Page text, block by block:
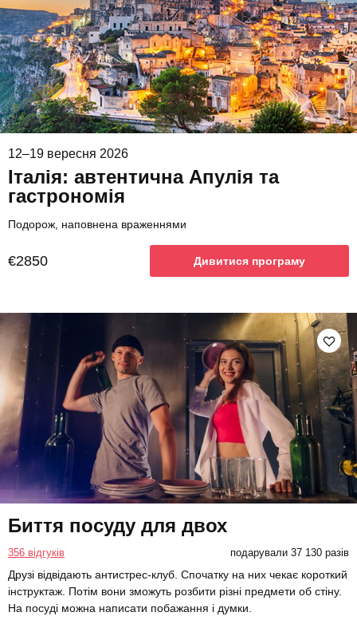
12–19 вересня 2026
Італія: автентична Апулія та
гастрономія
Подорож, наповнена враженнями
€2850 Дивитися програму
Биття посуду для двох
356 відгуків подарували 37 130 разів
Друзі відвідають антистрес-клуб. Спочатку на них чекає короткий
інструктаж. Потім вони зможуть розбити різні предмети об стіну.
На посуді можна написати побажання і думки.